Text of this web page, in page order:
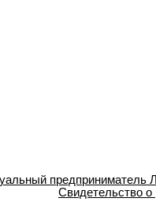
предприниматель
Свидетельство